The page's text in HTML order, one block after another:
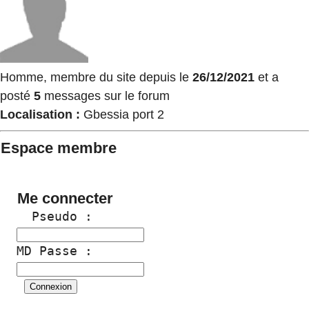
Homme, membre du site depuis le 26/12/2021 et a
posté 5 messages sur le forum
Localisation : Gbessia port 2
Espace membre
Me connecter
  Pseudo :
MD Passe :